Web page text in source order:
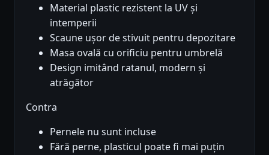
Material plastic rezistent la UV și
intemperii
Scaune ușor de stivuit pentru depozitare
Masa ovală cu orificiu pentru umbrelă
Design imitând ratanul, modern și
atrăgător
Contra
Pernele nu sunt incluse
Fără perne, plasticul poate fi mai puțin